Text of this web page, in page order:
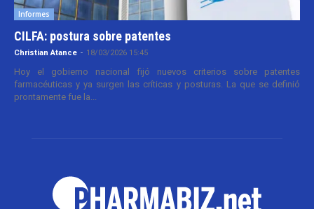
Informes
CILFA: postura sobre patentes
Christian Atance - 18/03/2026 15:45
Hoy el gobierno nacional fijó nuevos criterios sobre patentes
farmacéuticas y ya surgen las críticas y posturas. La que se definió
prontamente fue la...